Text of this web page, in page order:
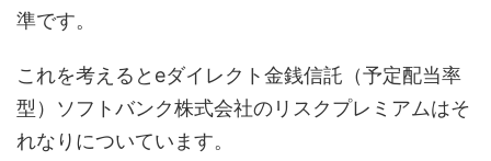
準です。
これを考えるとeダイレクト金銭信託（予定配当率
型）ソフトバンク株式会社のリスクプレミアムはそ
れなりについています。